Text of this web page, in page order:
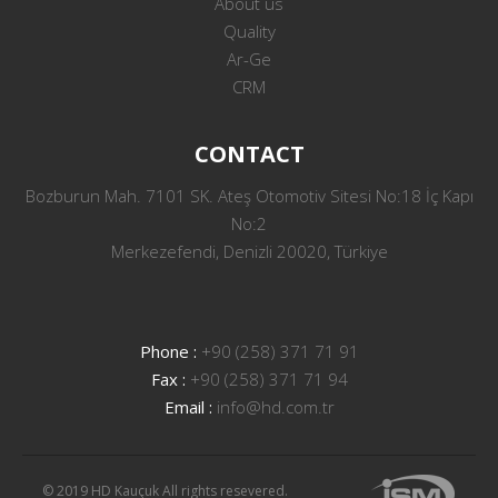
Quality
Ar-Ge
CRM
CONTACT
Bozburun Mah. 7101 SK. Ateş Otomotiv Sitesi No:18 İç Kapı
No:2
Merkezefendi, Denizli 20020, Türkiye
Phone : +90 (258) 371 71 91
Fax : +90 (258) 371 71 94
Email : info@hd.com.tr
© 2019 HD Kauçuk All rights resevered.